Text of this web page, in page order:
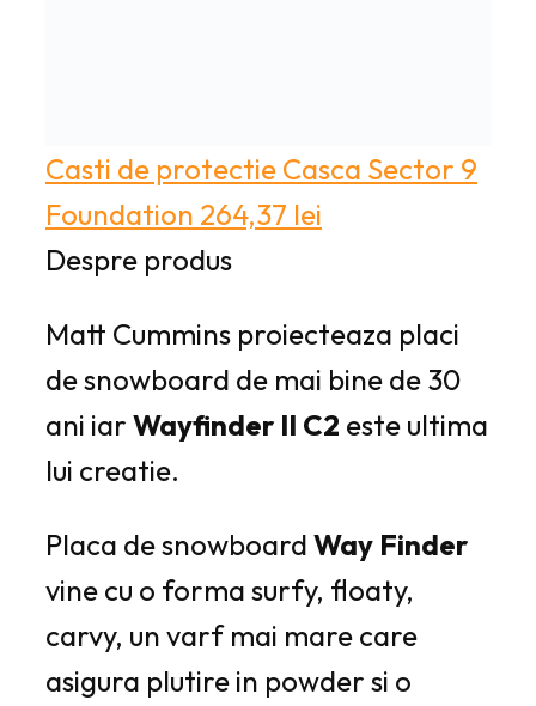
Casti de protectie Casca Sector 9
Foundation 264,37 lei
Despre produs
Matt Cummins proiecteaza placi
de snowboard de mai bine de 30
ani iar Wayfinder II C2 este ultima
lui creatie.
Placa de snowboard Way Finder
vine cu o forma surfy, floaty,
carvy, un varf mai mare care
asigura plutire in powder si o